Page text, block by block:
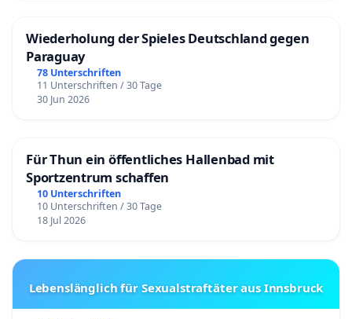
Wiederholung der Spieles Deutschland gegen
Paraguay
78 Unterschriften
11 Unterschriften / 30 Tage
30 Jun 2026
Für Thun ein öffentliches Hallenbad mit
Sportzentrum schaffen
10 Unterschriften
10 Unterschriften / 30 Tage
18 Jul 2026
Lebenslänglich für Sexualstraftäter aus Innsbruck